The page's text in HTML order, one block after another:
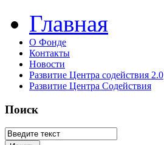
Главная
О Фонде
Контакты
Новости
Развитие Центра содействия 2.0
Развитие Центра Содействия
Поиск